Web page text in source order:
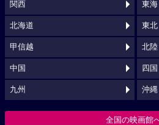
関西 東海
北海道 東北
甲信越 北陸
中国 四国
九州 沖縄
全国の映画館